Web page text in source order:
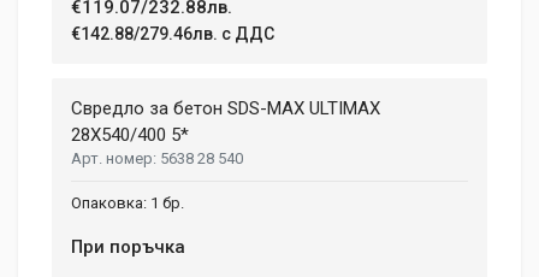
€119.07/232.88лв.
€142.88/279.46лв. с ДДС
Свредло за бетон SDS-MAX ULTIMAX
28X540/400 5*
5638 28 540
1 бр.
При поръчка